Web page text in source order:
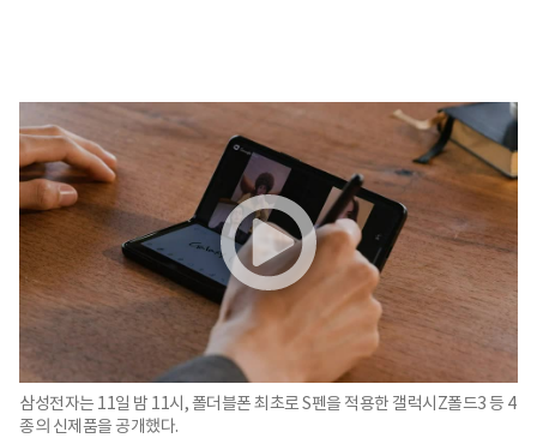
삼성전자는 11일 밤 11시, 폴더블폰 최초로 S펜을 적용한 갤럭시Z폴드3 등 4
종의 신제품을 공개했다.